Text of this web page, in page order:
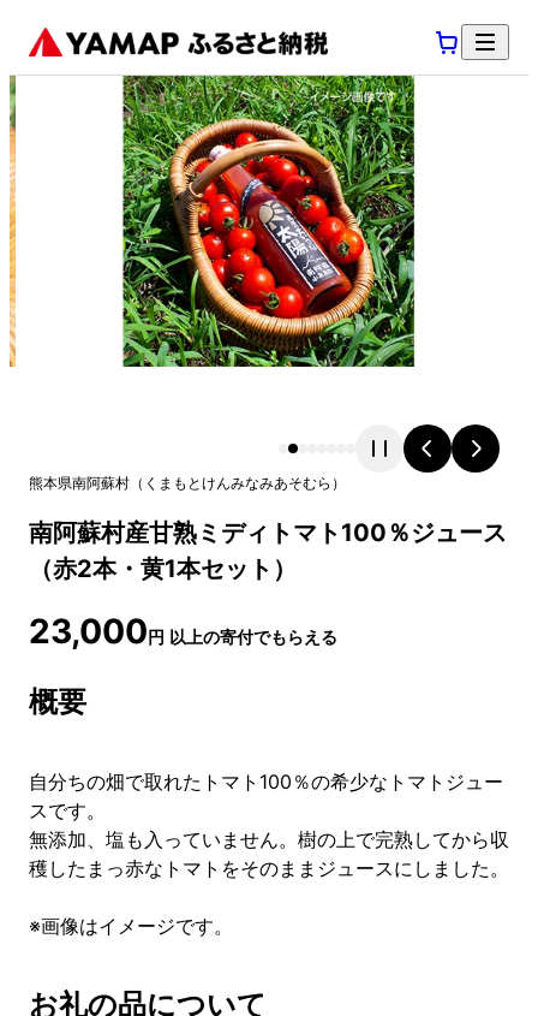
熊本県南阿蘇村 （ くまもとけんみなみあそむら ）
南阿蘇村産甘熟ミディトマト100％ジュース
（赤2本・黄1本セット）
23,000円 以上の寄付でもらえる
概要
自分ちの畑で取れたトマト100％の希少なトマトジュー
スです。
無添加、塩も入っていません。樹の上で完熟してから収
穫したまっ赤なトマトをそのままジュースにしました。
※画像はイメージです。
お礼の品について